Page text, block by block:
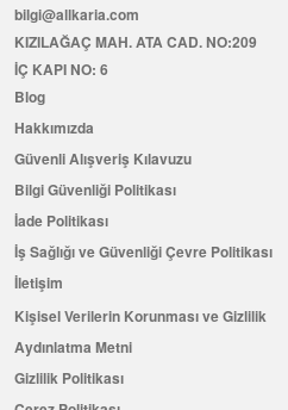
bilgi@allkaria.com
KIZILAĞAÇ MAH. ATA CAD. NO:209
İÇ KAPI NO: 6
Blog
Hakkımızda
Güvenli Alışveriş Kılavuzu
Bilgi Güvenliği Politikası
İade Politikası
İş Sağlığı ve Güvenliği Çevre Politikası
İletişim
Kişisel Verilerin Korunması ve Gizlilik
Aydınlatma Metni
Gizlilik Politikası